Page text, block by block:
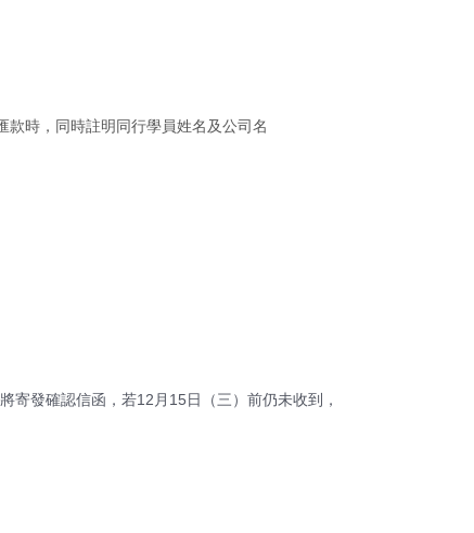
時，同時註明同行學員姓名及公司名
寄發確認信函，若12月15日（三）前仍未收到，